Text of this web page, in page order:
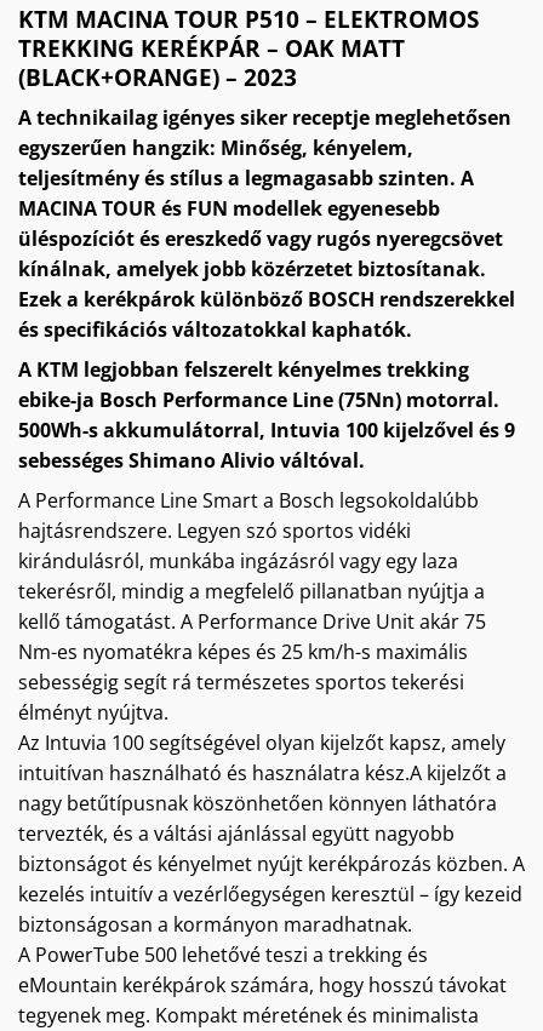
KTM MACINA TOUR P510 – ELEKTROMOS
TREKKING KERÉKPÁR – OAK MATT
(BLACK+ORANGE) – 2023
A technikailag igényes siker receptje meglehetősen
egyszerűen hangzik: Minőség, kényelem,
teljesítmény és stílus a legmagasabb szinten. A
MACINA TOUR és FUN modellek egyenesebb
üléspozíciót és ereszkedő vagy rugós nyeregcsövet
kínálnak, amelyek jobb közérzetet biztosítanak.
Ezek a kerékpárok különböző BOSCH rendszerekkel
és specifikációs változatokkal kaphatók.
A KTM legjobban felszerelt kényelmes trekking
ebike-ja Bosch Performance Line (75Nn) motorral.
500Wh-s akkumulátorral, Intuvia 100 kijelzővel és 9
sebességes Shimano Alivio váltóval.
A Performance Line Smart a Bosch legsokoldalúbb
hajtásrendszere. Legyen szó sportos vidéki
kirándulásról, munkába ingázásról vagy egy laza
tekerésről, mindig a megfelelő pillanatban nyújtja a
kellő támogatást. A Performance Drive Unit akár 75
Nm-es nyomatékra képes és 25 km/h-s maximális
sebességig segít rá természetes sportos tekerési
élményt nyújtva.
Az Intuvia 100 segítségével olyan kijelzőt kapsz, amely
intuitívan használható és használatra kész.A kijelzőt a
nagy betűtípusnak köszönhetően könnyen láthatóra
tervezték, és a váltási ajánlással együtt nagyobb
biztonságot és kényelmet nyújt kerékpározás közben. A
kezelés intuitív a vezérlőegységen keresztül – így kezeid
biztonságosan a kormányon maradhatnak.
A PowerTube 500 lehetővé teszi a trekking és
eMountain kerékpárok számára, hogy hosszú távokat
tegyenek meg. Kompakt méretének és minimalista